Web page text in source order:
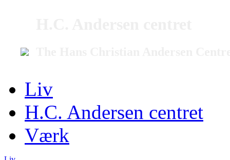
Liv
H.C. Andersen centret
Værk